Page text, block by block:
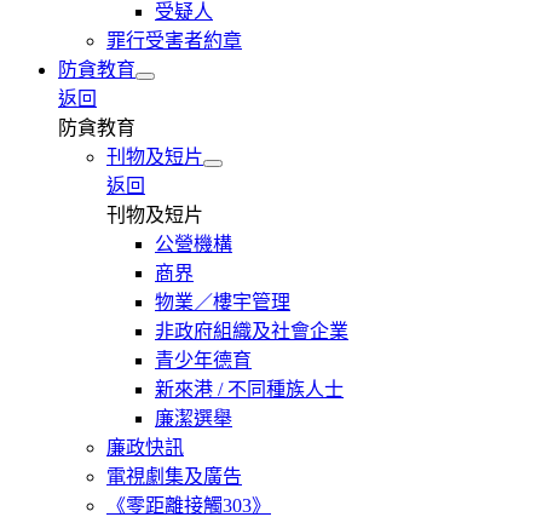
受疑人
罪行受害者約章
防貪教育
返回
防貪教育
刊物及短片
返回
刊物及短片
公營機構
商界
物業／樓宇管理
非政府組織及社會企業
青少年德育
新來港 / 不同種族人士
廉潔選舉
廉政快訊
電視劇集及廣告
《零距離接觸303》